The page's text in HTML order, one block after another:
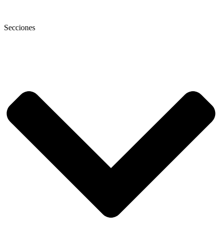
Secciones